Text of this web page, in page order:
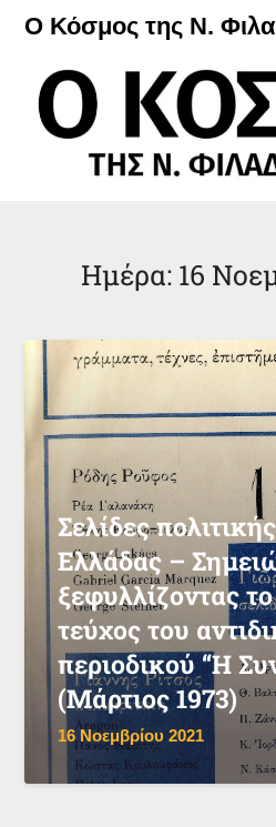
Μετάβαση
περιεχόμενο
Ο Κόσμος της Ν.
Ημέρα: 16
Σελίδες
Ελλάδας –
ξεφυλλίζοντας
τεύχος του
περιοδικού “Η
(Μάρτιος 1973)
16 Νοεμβρίου 2021